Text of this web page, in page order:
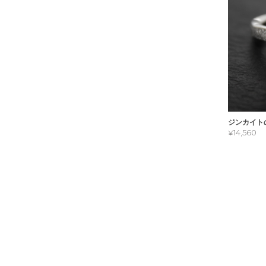
ジンカイト
¥14,560